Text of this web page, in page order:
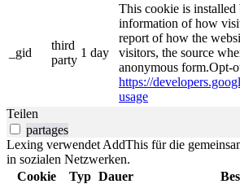
_gid
third
party
1 day
This cookie is
information of how
report of how the
visitors, the source
anonymous form.Opt-
https://
usage
Teilen
partages
Lexing verwendet AddThis für die
in sozialen Netzwerken.
Cookie
Typ Dauer